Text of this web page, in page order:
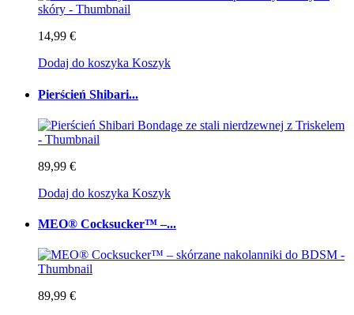
14,99 €
Dodaj do koszyka Koszyk
Pierścień Shibari...
89,99 €
Dodaj do koszyka Koszyk
MEO® Cocksucker™ –...
89,99 €